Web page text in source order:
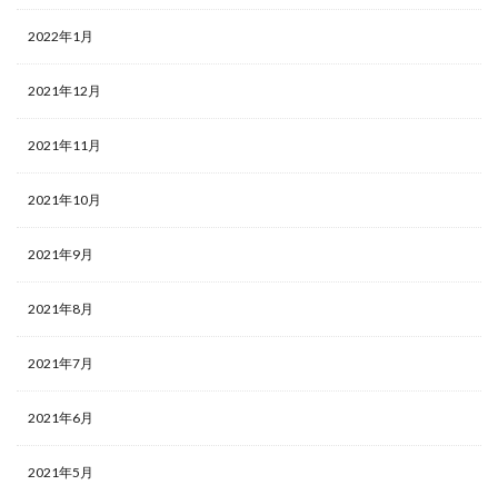
2022年1月
2021年12月
2021年11月
2021年10月
2021年9月
2021年8月
2021年7月
2021年6月
2021年5月